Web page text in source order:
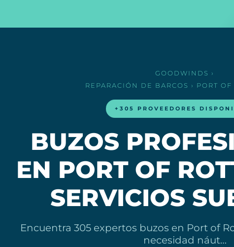
GOODWINDS ›
REPARACIÓN DE BARCOS › PORT
+305 PROVEEDORES
BUZOS
EN PORT OF
SERVICIOS
Encuentra 305 expertos buzos en Port of
necesidad náut…